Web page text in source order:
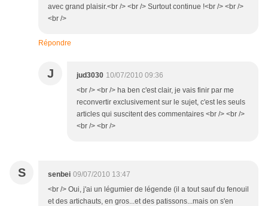
avec grand plaisir.<br /> <br /> Surtout continue !<br /> <br />
<br />
Répondre
J jud3030 10/07/2010 09:36
<br /> <br /> ha ben c'est clair, je vais finir par me
reconvertir exclusivement sur le sujet, c'est les seuls
articles qui suscitent des commentaires <br /> <br />
<br /> <br />
S senbei 09/07/2010 13:47
<br /> Oui, j'ai un légumier de légende (il a tout sauf du fenouil
et des artichauts, en gros...et des patissons...mais on s'en